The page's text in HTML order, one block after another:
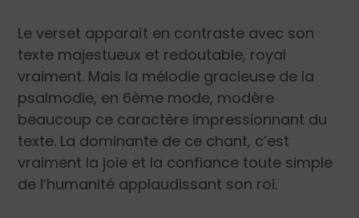
Le verset apparaît en contraste avec son
texte majestueux et redoutable, royal
vraiment. Mais la mélodie gracieuse de la
psalmodie, en 6ème mode, modère
beaucoup ce caractère impressionnant du
texte. La dominante de ce chant, c’est
vraiment la joie et la confiance toute simple
de l’humanité applaudissant son roi.